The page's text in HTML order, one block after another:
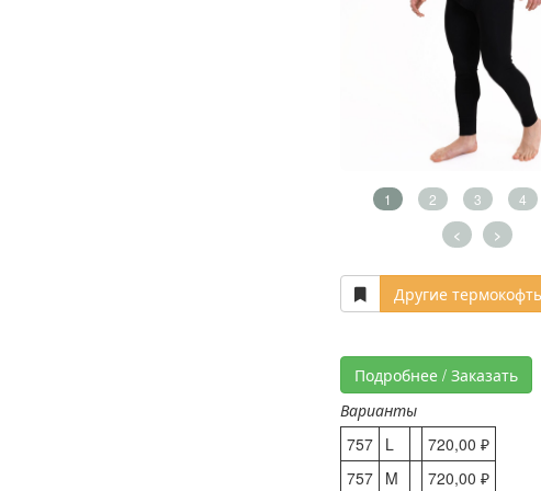
1 2 3 4
< >
Другие
Подробнее / Заказать
Варианты
757 L
720,00 ₽
757 M 720,00 ₽